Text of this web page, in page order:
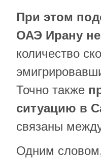
При этом
ОАЭ Ирану
количество
Точно также
ситуацию в
связаны
Одним